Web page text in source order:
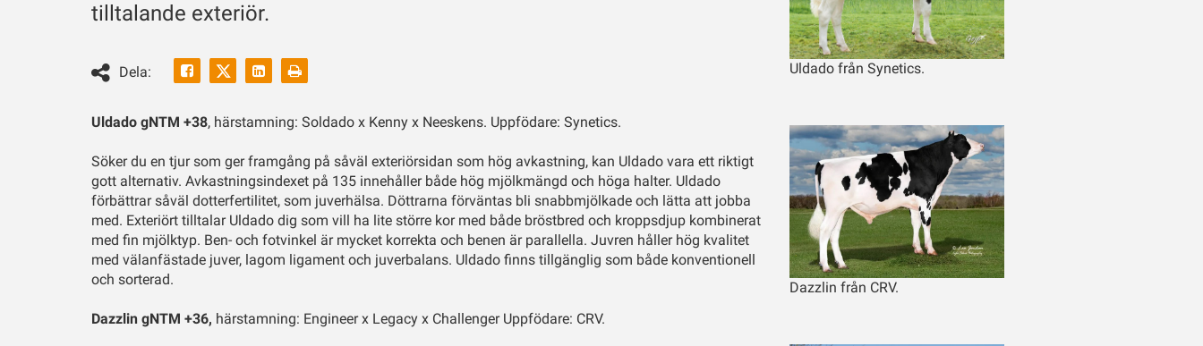
tilltalande exteriör.
Dela:
Facebook LinkedinSkriv
Uldado gNTM +38, härstamning: Soldado x Kenny x Neeskens. Uppfödare: Synetics.
Söker du en tjur som ger framgång på såväl exteriörsidan som hög avkastning, kan Uldado vara ett riktigt
gott alternativ. Avkastningsindexet på 135 innehåller både hög mjölkmängd och höga halter. Uldado
förbättrar såväl dotterfertilitet, som juverhälsa. Döttrarna förväntas bli snabbmjölkade och lätta att jobba
med. Exteriört tilltalar Uldado dig som vill ha lite större kor med både bröstbred och kroppsdjup kombinerat
med fin mjölktyp. Ben- och fotvinkel är mycket korrekta och benen är parallella. Juvren håller hög kvalitet
med välanfästade juver, lagom ligament och juverbalans. Uldado finns tillgänglig som både konventionell
och sorterad.
Dazzlin gNTM +36, härstamning: Engineer x Legacy x Challenger Uppfödare: CRV.
Uldado från Synetics.
Dazzlin från CRV.